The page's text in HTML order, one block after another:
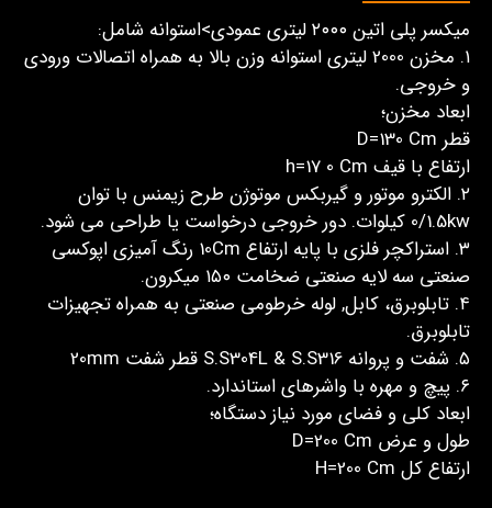
میکسر پلی اتین ۲۰۰۰ لیتری عمودی>استوانه شامل:
۱. مخزن 2000 لیتری استوانه وزن بالا به همراه اتصالات ورودی
و خروجی.
ابعاد مخزن؛
قطر D=130 Cm
ارتفاع با قیف h=17 0 Cm
۲. الکترو موتور و گیربکس موتوژن طرح زیمنس با توان
0/1.5kw کیلوات. دور خروجی درخواست یا طراحی می شود.
۳. استراکچر فلزی با پایه ارتفاع 10Cm رنگ آمیزی اپوکسی
صنعتی سه لایه صنعتی ضخامت ۱۵۰ میکرون.
۴. تابلوبرق، کابل, لوله خرطومی صنعتی به همراه تجهیزات
تابلوبرق.
۵. شفت و پروانه S.S304L & S.S316 قطر شفت 20mm
۶. پیچ و مهره با واشرهای استاندارد.
ابعاد کلی و فضای مورد نیاز دستگاه؛
طول و عرض D=200 Cm
ارتفاع کل H=200 Cm